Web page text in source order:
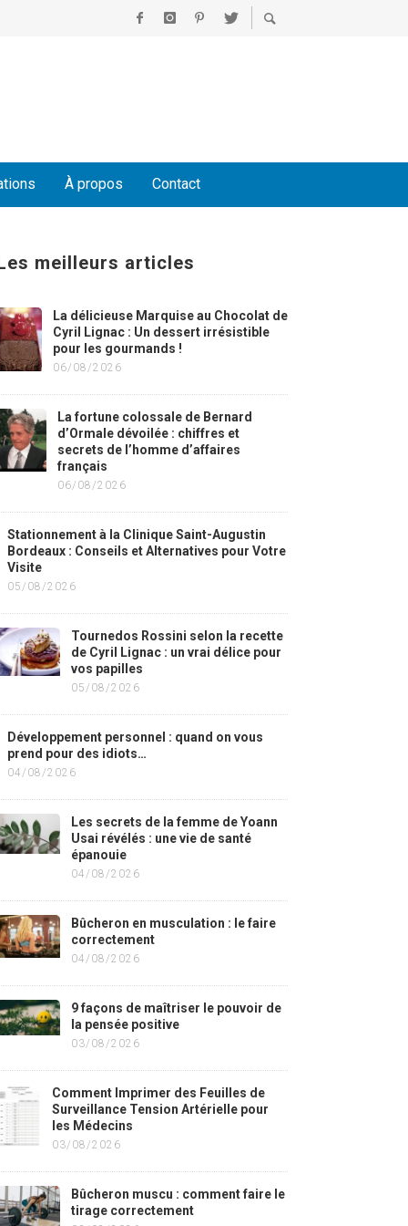
À propos Contact
meilleurs articles
La délicieuse Marquise au Chocolat de
Cyril Lignac : Un dessert irrésistible
pour les gourmands !
06/08/2026
La fortune colossale de Bernard
d’Ormale dévoilée : chiffres et
secrets de l’homme d’affaires
français
06/08/2026
Stationnement à la Clinique Saint-Augustin
Bordeaux : Conseils et Alternatives pour Votre
Visite
05/08/2026
Tournedos Rossini selon la recette
de Cyril Lignac : un vrai délice pour
vos papilles
05/08/2026
Développement personnel : quand on vous
prend pour des idiots…
04/08/2026
Les secrets de la femme de Yoann
Usai révélés : une vie de santé
épanouie
04/08/2026
Bûcheron en musculation : le faire
correctement
04/08/2026
9 façons de maîtriser le pouvoir de
la pensée positive
03/08/2026
Comment Imprimer des Feuilles de
Surveillance Tension Artérielle pour
les Médecins
03/08/2026
Bûcheron muscu : comment faire le
tirage correctement